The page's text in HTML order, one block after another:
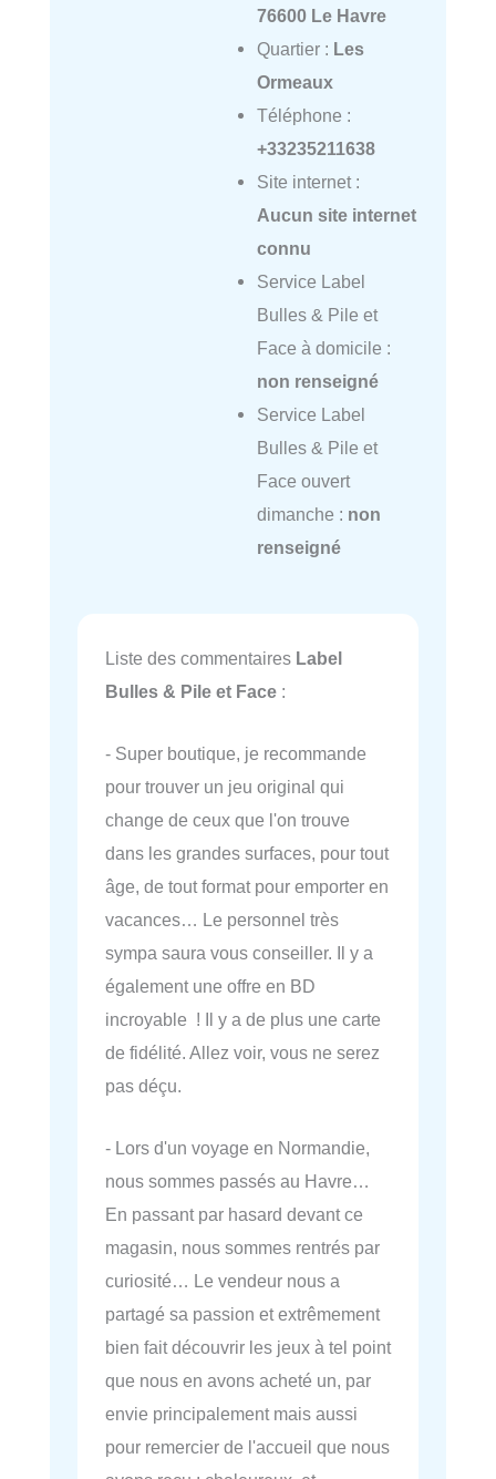
76600 Le Havre
Quartier : Les
Ormeaux
Téléphone :
+33235211638
Site internet :
Aucun site internet
connu
Service Label
Bulles & Pile et
Face à domicile :
non renseigné
Service Label
Bulles & Pile et
Face ouvert
dimanche : non
renseigné
Liste des commentaires Label
Bulles & Pile et Face :
- Super boutique, je recommande
pour trouver un jeu original qui
change de ceux que l'on trouve
dans les grandes surfaces, pour tout
âge, de tout format pour emporter en
vacances… Le personnel très
sympa saura vous conseiller. Il y a
également une offre en BD
incroyable ! Il y a de plus une carte
de fidélité. Allez voir, vous ne serez
pas déçu.
- Lors d'un voyage en Normandie,
nous sommes passés au Havre…
En passant par hasard devant ce
magasin, nous sommes rentrés par
curiosité… Le vendeur nous a
partagé sa passion et extrêmement
bien fait découvrir les jeux à tel point
que nous en avons acheté un, par
envie principalement mais aussi
pour remercier de l'accueil que nous